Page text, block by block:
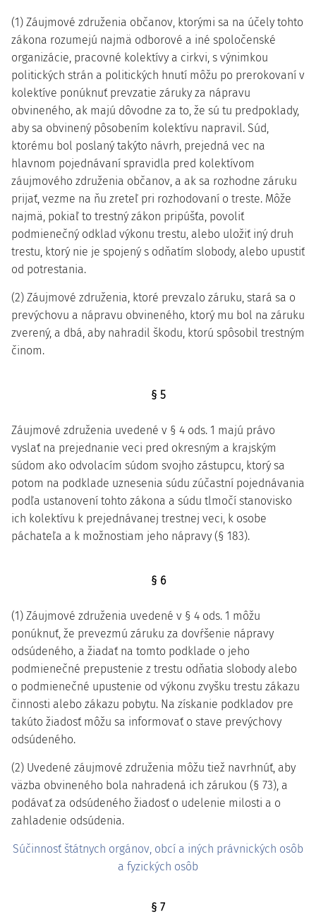
(1) Záujmové združenia občanov, ktorými sa na účely tohto
zákona rozumejú najmä odborové a iné spoločenské
organizácie, pracovné kolektívy a cirkvi, s výnimkou
politických strán a politických hnutí môžu po prerokovaní v
kolektíve ponúknuť prevzatie záruky za nápravu
obvineného, ak majú dôvodne za to, že sú tu predpoklady,
aby sa obvinený pôsobením kolektívu napravil. Súd,
ktorému bol poslaný takýto návrh, prejedná vec na
hlavnom pojednávaní spravidla pred kolektívom
záujmového združenia občanov, a ak sa rozhodne záruku
prijať, vezme na ňu zreteľ pri rozhodovaní o treste. Môže
najmä, pokiaľ to trestný zákon pripúšťa, povoliť
podmienečný odklad výkonu trestu, alebo uložiť iný druh
trestu, ktorý nie je spojený s odňatím slobody, alebo upustiť
od potrestania.
(2) Záujmové združenia, ktoré prevzalo záruku, stará sa o
prevýchovu a nápravu obvineného, ktorý mu bol na záruku
zverený, a dbá, aby nahradil škodu, ktorú spôsobil trestným
činom.
§ 5
Záujmové združenia uvedené v § 4 ods. 1 majú právo
vyslať na prejednanie veci pred okresným a krajským
súdom ako odvolacím súdom svojho zástupcu, ktorý sa
potom na podklade uznesenia súdu zúčastní pojednávania
podľa ustanovení tohto zákona a súdu tlmočí stanovisko
ich kolektívu k prejednávanej trestnej veci, k osobe
páchateľa a k možnostiam jeho nápravy (§ 183).
§ 6
(1) Záujmové združenia uvedené v § 4 ods. 1 môžu
ponúknuť, že prevezmú záruku za dovŕšenie nápravy
odsúdeného, a žiadať na tomto podklade o jeho
podmienečné prepustenie z trestu odňatia slobody alebo
o podmienečné upustenie od výkonu zvyšku trestu zákazu
činnosti alebo zákazu pobytu. Na získanie podkladov pre
takúto žiadosť môžu sa informovať o stave prevýchovy
odsúdeného.
(2) Uvedené záujmové združenia môžu tiež navrhnúť, aby
väzba obvineného bola nahradená ich zárukou (§ 73), a
podávať za odsúdeného žiadosť o udelenie milosti a o
zahladenie odsúdenia.
Súčinnosť štátnych orgánov, obcí a iných právnických osôb
a fyzických osôb
§ 7